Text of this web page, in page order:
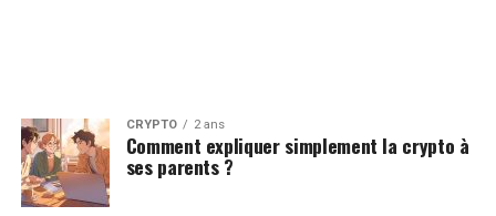
CRYPTO 2 ans
Comment expliquer simplement la crypto à
ses parents ?